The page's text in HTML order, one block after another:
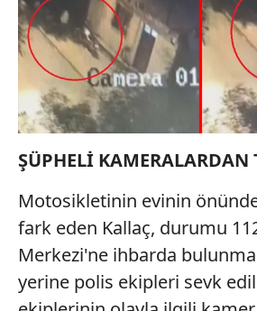
ŞÜPHELİ KAMERALARDAN
Motosikletinin evinin önünde
fark eden Kallaç, durumu
Merkezi'ne ihbarda
yerine polis ekipleri sevk